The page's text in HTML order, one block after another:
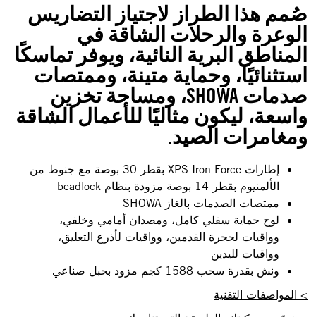
صُمم هذا الطراز لاجتياز التضاريس
الوعرة والرحلات الشاقة في
المناطق البرية النائية، ويوفر تماسكًا
استثنائيًا، وحماية متينة، وممتصات
صدمات SHOWA، ومساحة تخزين
واسعة، ليكون مثاليًا للأعمال الشاقة
ومغامرات الصيد.
إطارات XPS Iron Force بقطر 30 بوصة مع جنوط من
الألمنيوم بقطر 14 بوصة مزودة بنظام beadlock
ممتصات الصدمات بالغاز SHOWA
لوح حماية سفلي كامل، ومصدان أمامي وخلفي،
وواقيات لحجرة القدمين، وواقيات لأذرع التعليق،
وواقيات لليدين
ونش بقدرة سحب 1588 كجم مزود بحبل صناعي
> المواصفات التقنية